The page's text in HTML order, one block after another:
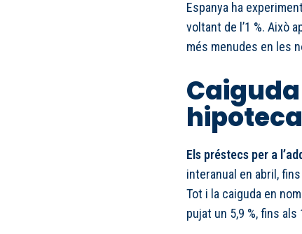
Espanya ha
voltant de l’1 %. Això
més menudes en les
Els préstecs per a
interanual en abril,
Tot i la caiguda en
pujat un 5,9 %, fins